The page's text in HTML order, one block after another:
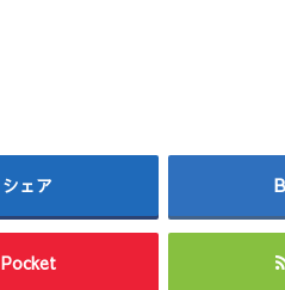
シェア
Pocket